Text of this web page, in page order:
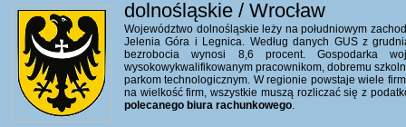
dolnośląskie / Wrocław
Województwo dolnośląskie leży na południowym
Jelenia Góra i Legnica. Według danych GUS z
bezrobocia wynosi 8,6 procent. Gospodarka
wysokowykwalifikowanym pracownikom, dobremu
parkom technologicznym. W regionie powstaje wiele
na wielkość firm, wszystkie muszą rozliczać się z
polecanego biura rachunkowego.